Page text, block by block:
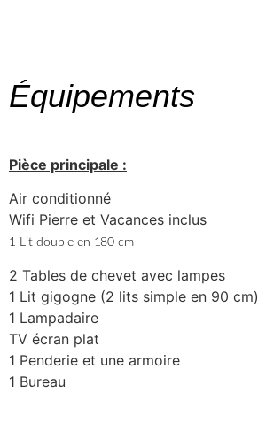
Équipements
Pièce principale :
Air conditionné
Wifi Pierre et Vacances inclus
1 Lit double en 180 cm
2 Tables de chevet avec lampes
1 Lit gigogne (2 lits simple en 90 cm)
1 Lampadaire
TV écran plat
1 Penderie et une armoire
1 Bureau